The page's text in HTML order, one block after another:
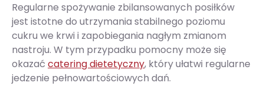
Regularne spożywanie zbilansowanych posiłków
jest istotne do utrzymania stabilnego poziomu
cukru we krwi i zapobiegania nagłym zmianom
nastroju. W tym przypadku pomocny może się
okazać catering dietetyczny, który ułatwi regularne
jedzenie pełnowartościowych dań.